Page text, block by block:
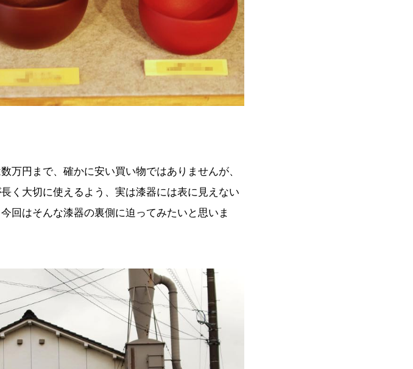
万円まで、確かに安い買い物ではありませんが、
く大切に使えるよう、実は漆器には表に見えない
回はそんな漆器の裏側に迫ってみたいと思いま